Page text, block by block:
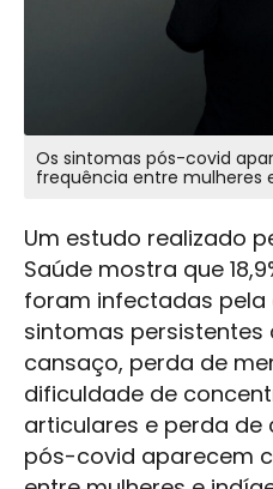
Os sintomas pós-covid
frequência entre mulheres
Um estudo realizado
Saúde mostra que
foram infectadas pela
sintomas
cansaço, perda de
dificuldade de
articulares e perda de
pós-covid aparecem